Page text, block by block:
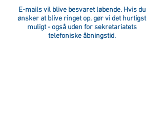
E-mails vil blive besvaret løbende. Hvis du
ønsker at blive ringet op, gør vi det hurtigst
muligt - også uden for sekretariatets
telefoniske åbningstid.